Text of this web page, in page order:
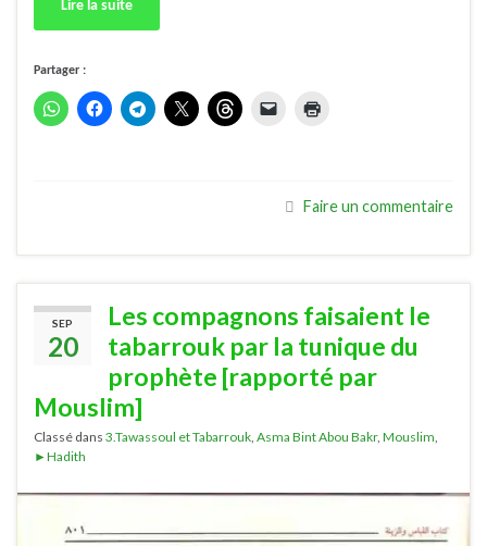
Lire la suite
Partager :
Faire un commentaire
SEP
20
Les compagnons faisaient le
tabarrouk par la tunique du
prophète [rapporté par
Mouslim]
Classé dans 3.Tawassoul et Tabarrouk, Asma Bint Abou Bakr, Mouslim,
►Hadith